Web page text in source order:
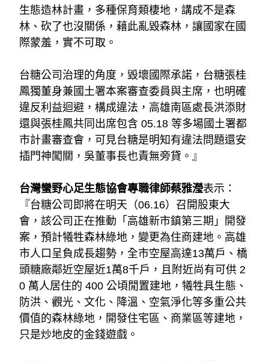
生態造林計畫，多種保育類棲地，講成不是森
林、砍了也沒關係，藉此亂毀森林，讓國家在國
際蒙羞，實不可取。
台糖公司治理的角度，毀壞國際承諾，台糖張桂
鳳獨董身兼國土署本案審查委員與主席，也明確
違反利益迴避，構成違法，高雄南區處長洪添財
還與張桂鳳共同出席包含 05.18 等多場國土署都
市計畫審查會，可見台糖是明知有違法問題還安
插門神闖關，吳董事長也責無旁貸。』
台灣蠻野心足生態協會專職律師蔡雅瀅表示：
『台糖公司即將在明天（06.16）召開股東大
會，該公司正在推動「高雄新市鎮第三期」開發
案，預計犧牲森林綠地，變更為住商建地。高雄
市人口呈負成長趨勢，全市空屋高達13萬戶、橋
頭糖廠鄰近空屋近1萬8千戶，且附近尚有可供 2
0 萬人居住的 400 公頃閒置建地，犧牲具生態、
防洪、觀光、文化、降溫、空氣淨化等多重公共
價值的森林綠地，開發住宅區、商業區等建地，
只是炒地皮的金錢遊戲。